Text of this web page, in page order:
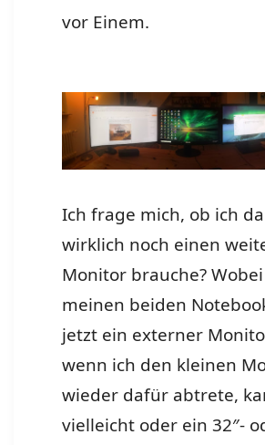
vor Einem.
Ich frage mich, ob ich
wirklich noch einen
Monitor brauche?
meinen beiden
jetzt ein externer
wenn ich den kleinen
wieder dafür abtrete,
vielleicht oder ein 32″-